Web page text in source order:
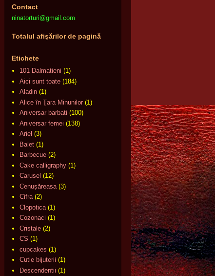
Contact
ninatorturi@gmail.com
Totalul afişărilor de pagină
Etichete
101 Dalmatieni (1)
Aici sunt toate (184)
Aladin (1)
Alice în Ţara Minunilor (1)
Aniversar barbati (100)
Aniversar femei (138)
Ariel (3)
Balet (1)
Barbecue (2)
Cake calligraphy (1)
Carusel (12)
Cenușăreasa (3)
Cifra (2)
Clopotica (1)
Cozonaci (1)
Cristale (2)
CS (1)
cupcakes (1)
Cutie bijuterii (1)
Descendentii (1)